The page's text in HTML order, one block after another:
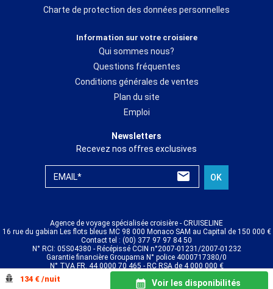
134 € /nuit Voir les disponibilités
Charte de protection des données personnelles
Information sur votre croisiere
Qui sommes nous?
Questions fréquentes
Conditions générales de ventes
Plan du site
Emploi
Newsletters
Recevez nos offres exclusives
EMAIL* OK
Agence de voyage spécialisée croisière - CRUISELINE
16 rue du gabian Les flots bleus MC 98 000 Monaco SAM au Capital de 150 000 €
Contact tel : (00) 377 97 97 84 50
N° RCI: 05S04380 - Récépissé CCIN n°2007-01231/2007-01232
Garantie financière Groupama N° police 4000717380/0
N° TVA FR. 44 0000 70 465 - RC RSA de 4 000 000 €
© CRUISELINE 2026 - all rights reserved